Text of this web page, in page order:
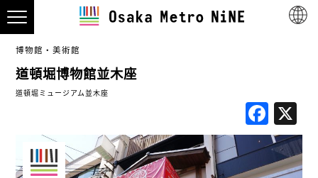
博物館・美術館
道頓堀博物館並木座
道頓堀ミュージアム並木座